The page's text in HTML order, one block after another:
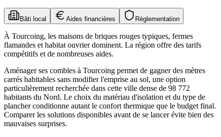
Bâti local Aides financières Réglementation
À Tourcoing, les maisons de briques rouges typiques, fermes
flamandes et habitat ouvrier dominent. La région offre des tarifs
compétitifs et de nombreuses aides.
Aménager ses combles à Tourcoing permet de gagner des mètres
carrés habitables sans modifier l'emprise au sol, une option
particulièrement recherchée dans cette ville dense de 98 772
habitants du Nord. Le choix du matériau d'isolation et du type de
plancher conditionne autant le confort thermique que le budget final.
Comparer les solutions disponibles avant de se lancer évite bien des
mauvaises surprises.